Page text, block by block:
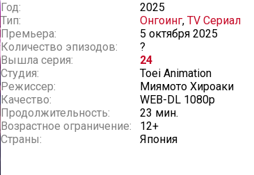
Год:
2025
Тип:
Онгоинг, TV Сериал
Премьера:
5 октября 2025
Количество эпизодов:
?
Вышла серия:
24
Студия:
Toei Animation
Режиссер:
Миямото Хироаки
Качество:
WEB-DL 1080p
Продолжительность:
23 мин.
Возрастное ограничение:
12+
Страны:
Япония